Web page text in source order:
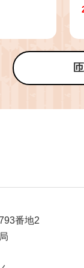
・みど
玉 30個
旨み
答 ギフ
市 送料
番地2